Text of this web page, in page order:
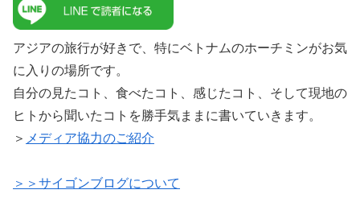
アジアの旅行が好きで、特にベトナムのホーチミンがお気
に入りの場所です。
自分の見たコト、食べたコト、感じたコト、そして現地の
ヒトから聞いたコトを勝手気ままに書いていきます。
＞ メディア協力のご紹介
＞＞サイゴンブログについて